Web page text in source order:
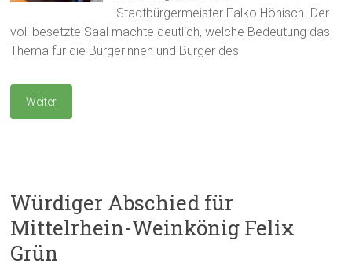
Stadtbürgermeister Falko Hönisch. Der
voll besetzte Saal machte deutlich, welche Bedeutung das
Thema für die Bürgerinnen und Bürger des
Weiter
Würdiger Abschied für
Mittelrhein-Weinkönig Felix
Grün